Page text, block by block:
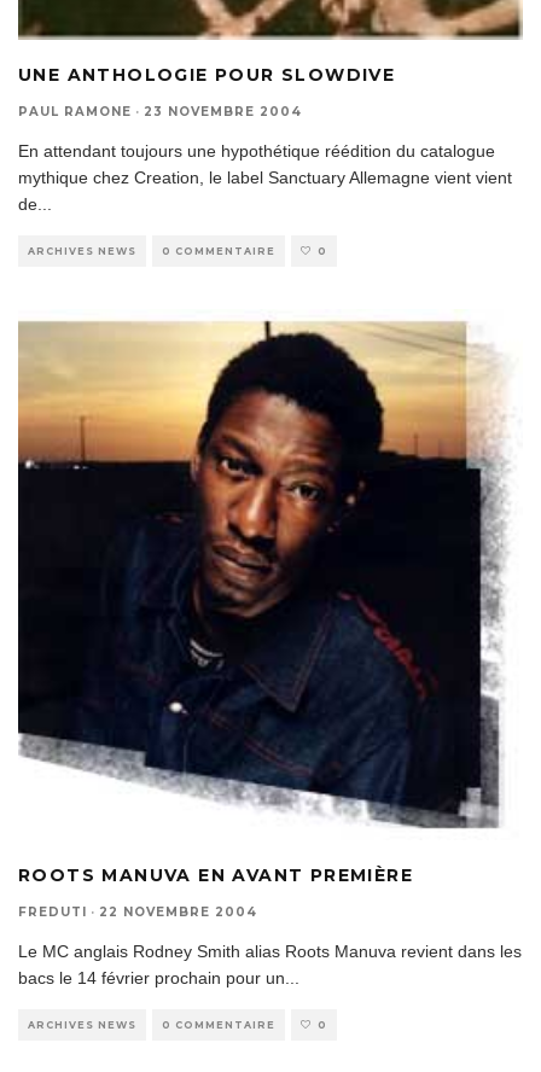
UNE ANTHOLOGIE POUR SLOWDIVE
PAUL RAMONE · 23 NOVEMBRE 2004
En attendant toujours une hypothétique réédition du catalogue
mythique chez Creation, le label Sanctuary Allemagne vient vient
de
ARCHIVES NEWS 0 COMMENTAIRE 0
ROOTS MANUVA EN AVANT PREMIÈRE
FREDUTI · 22 NOVEMBRE 2004
Le MC anglais Rodney Smith alias Roots Manuva revient dans les
bacs le 14 février prochain pour un
ARCHIVES NEWS 0 COMMENTAIRE 0